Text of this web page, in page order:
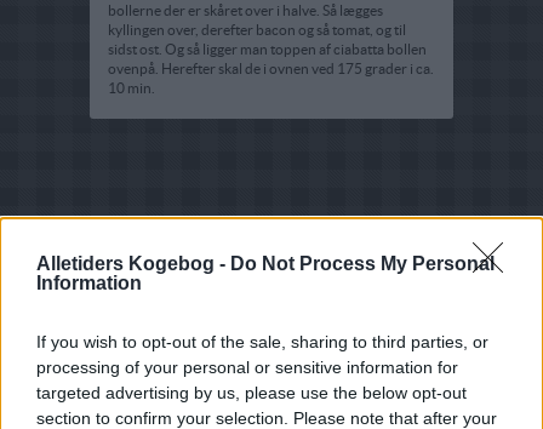
Alletiders Kogebog - Do Not Process My Personal
Information
If you wish to opt-out of the sale, sharing to third parties, or
processing of your personal or sensitive information for
targeted advertising by us, please use the below opt-out
section to confirm your selection. Please note that after your
bollerne der er skåret over i halve. Så lægges
kyllingen over, derefter bacon og så tomat, og til
sidst ost. Og så ligger man toppen af ciabatta bollen
ovenpå. Herefter skal de i ovnen ved 175 grader i ca.
10 min.